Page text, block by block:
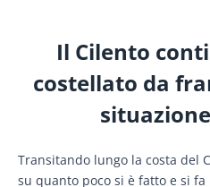
Il Cilento
costellato da
Transitando lungo la costa del
su quanto poco si è fatto e si